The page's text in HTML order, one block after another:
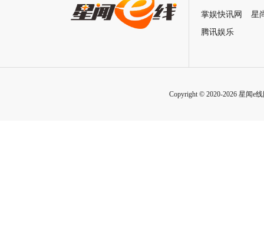
掌娱快讯网
星
腾讯娱乐
Copyright © 2020-2026 星闻e